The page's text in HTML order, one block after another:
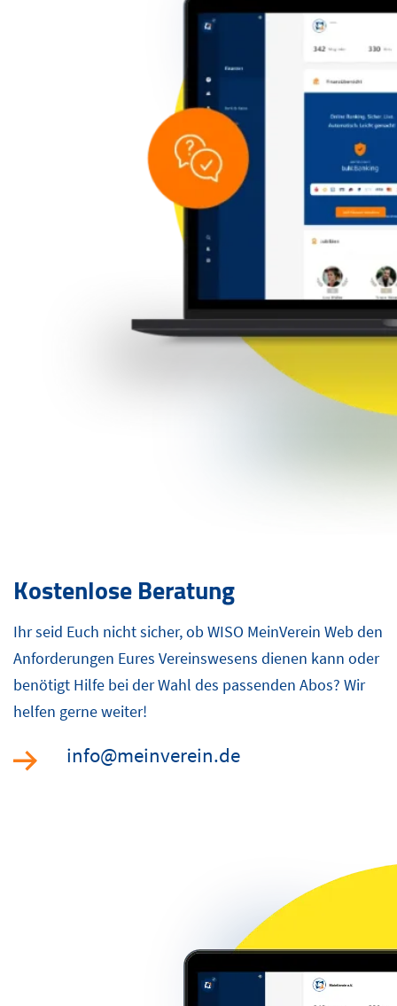
Kostenlose Beratung
Ihr seid Euch nicht sicher, ob WISO MeinVerein Web den
Anforderungen Eures Vereinswesens dienen kann oder
benötigt Hilfe bei der Wahl des passenden Abos? Wir
helfen gerne weiter!
info@meinverein.de